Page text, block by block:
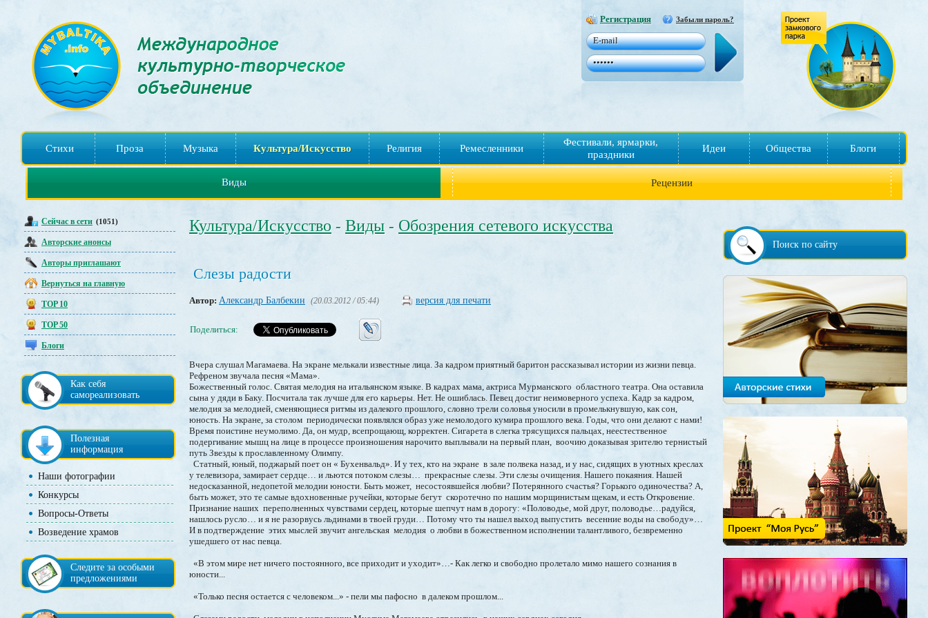
Регистрация Забыли пароль?
Стихи Проза Музыка Культура/Искусство Религия Ремесленники
Фестивали, ярмарки,
праздники
Идеи Общества Блоги
Виды Рецензии
Сейчас в сети (1051)
Авторские анонсы
Авторы приглашают
Вернуться на главную
TOP 10
TOP 50
Блоги
Как себя
самореализовать
Полезная
информация
Наши фотографии
Конкурсы
Вопросы-Ответы
Возведение храмов
Следите за особыми
предложениями
Поиск по сайту
Культура/Искусство - Виды - Обозрения сетевого искусства
Слезы радости
Автор: Александр Балбекин (20.03.2012 / 05:44) версия для печати
Поделиться:
Вчера слушал Магамаева. На экране мелькали известные лица. За кадром приятный баритон рассказывал истории из жизни певца.
Рефреном звучала песня «Мама».
Божественный голос. Святая мелодия на итальянском языке. В кадрах мама, актриса Мурманского областного театра. Она оставила
сына у дяди в Баку. Посчитала так лучше для его карьеры. Нет. Не ошиблась. Певец достиг неимоверного успеха. Кадр за кадром,
мелодия за мелодией, сменяющиеся ритмы из далекого прошлого, словно трели соловья уносили в промелькнувшую, как сон,
юность. На экране, за столом периодически появлялся образ уже немолодого кумира прошлого века. Годы, что они делают с нами!
Время поистине неумолимо. Да, он мудр, всепрощающ, корректен. Сигарета в слегка трясущихся пальцах, неестественное
подергивание мышц на лице в процессе произношения нарочито выплывали на первый план, воочию доказывая зрителю тернистый
путь Звезды к прославленному Олимпу.
Статный, юный, поджарый поет он « Бухенвальд». И у тех, кто на экране в зале полвека назад, и у нас, сидящих в уютных креслах
у телевизора, замирает сердце… и льются потоком слезы… прекрасные слезы. Эти слезы очищения. Нашего покаяния. Нашей
недосказанной, недопетой мелодии юности. Быть может, несостоявшейся любви? Потерянного счастья? Горького одиночества? А,
быть может, это те самые вдохновенные ручейки, которые бегут скоротечно по нашим морщинистым щекам, и есть Откровение.
Признание наших переполненных чувствами сердец, которые шепчут нам в дорогу: «Половодье, мой друг, половодье…радуйся,
нашлось русло… и я не разорвусь льдинами в твоей груди… Потому что ты нашел выход выпустить весенние воды на свободу»…
И в подтверждение этих мыслей звучит ангельская мелодия о любви в божественном исполнении талантливого, безвременно
ушедшего от нас певца.
«В этом мире нет ничего постоянного, все приходит и уходит»…- Как легко и свободно пролетало мимо нашего сознания в
юности...
«Только песня остается с человеком...» - пели мы пафосно в далеком прошлом...